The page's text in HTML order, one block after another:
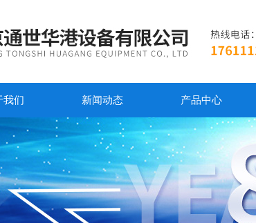
我们 新闻动态 产品中心